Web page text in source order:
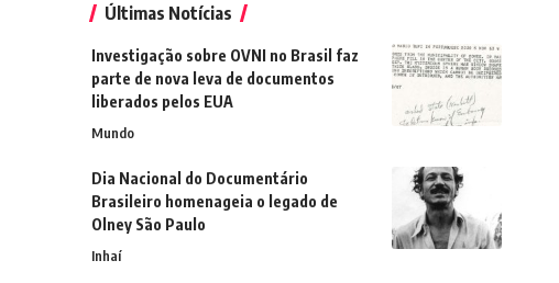
Últimas Notícias
Investigação sobre OVNI no Brasil faz
parte de nova leva de documentos
liberados pelos EUA
Mundo
Dia Nacional do Documentário
Brasileiro homenageia o legado de
Olney São Paulo
Inhaí